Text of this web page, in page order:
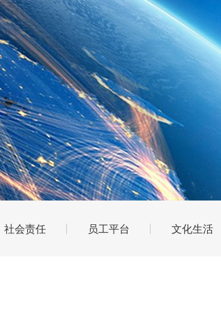
社会责任 员工平台 文化生活